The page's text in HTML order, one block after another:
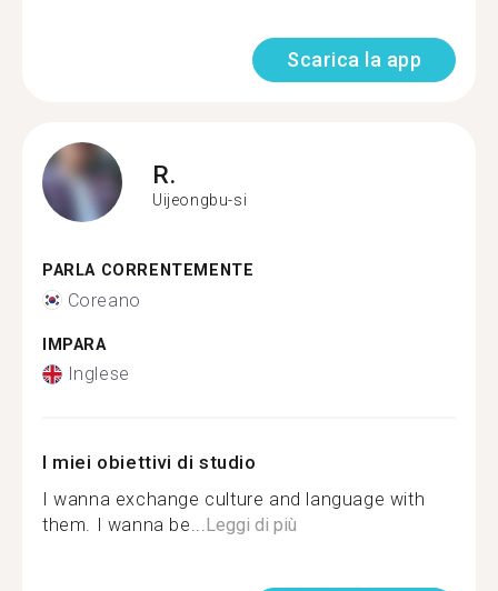
Scarica la app
R.
Uijeongbu-si
PARLA CORRENTEMENTE
Coreano
IMPARA
Inglese
I miei obiettivi di studio
I wanna exchange culture and language with
them. I wanna be...Leggi di più